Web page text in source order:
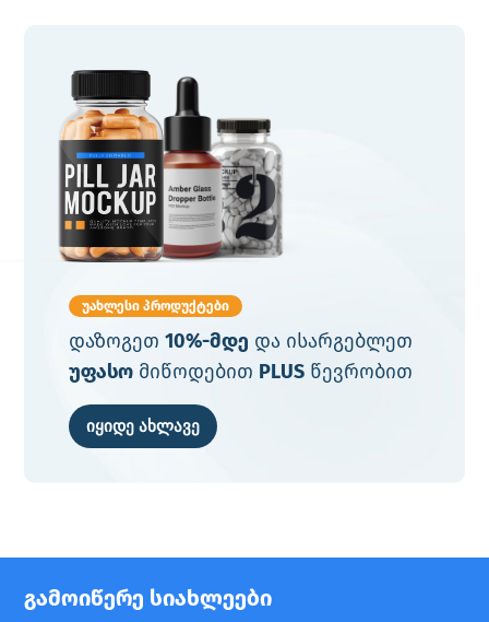
უახლესი პროდუქტები
დაზოგეთ 10%-მდე და ისარგებლეთ
უფასომიწოდებით PLUSწევრობით
იყიდე ახლავე
გამოიწერე სიახლეები